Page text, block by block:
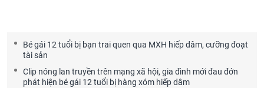
Bé gái 12 tuổi bị bạn trai quen qua MXH hiếp dâm, cưỡng đoạt
tài sản
Clip nóng lan truyền trên mạng xã hội, gia đình mới đau đớn
phát hiện bé gái 12 tuổi bị hàng xóm hiếp dâm